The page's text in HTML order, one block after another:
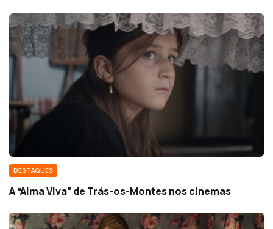
DESTAQUES
A “Alma Viva” de Trás-os-Montes nos cinemas